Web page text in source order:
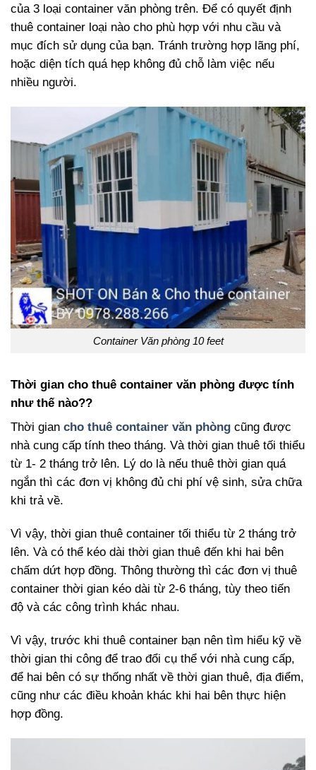
của 3 loại container văn phòng trên. Để có quyết định
thuê container loại nào cho phù hợp với nhu cầu và
mục đích sử dụng của bạn. Tránh trường hợp lãng phí,
hoặc diện tích quá hẹp không đủ chỗ làm việc nếu
nhiều người.
Container Văn phòng 10 feet
Thời gian cho thuê container văn phòng được tính
như thế nào??
Thời gian cho thuê container văn phòng cũng được
nhà cung cấp tính theo tháng. Và thời gian thuê tối thiểu
từ 1- 2 tháng trở lên. Lý do là nếu thuê thời gian quá
ngắn thì các đơn vị không đủ chi phí vệ sinh, sửa chữa
khi trả về.
Vì vậy, thời gian thuê container tối thiểu từ 2 tháng trở
lên. Và có thể kéo dài thời gian thuê đến khi hai bên
chấm dứt hợp đồng. Thông thường thì các đơn vị thuê
container thời gian kéo dài từ 2-6 tháng, tùy theo tiến
độ và các công trình khác nhau.
Vì vậy, trước khi thuê container bạn nên tìm hiểu kỹ về
thời gian thi công để trao đổi cụ thể với nhà cung cấp,
để hai bên có sự thống nhất về thời gian thuê, địa điểm,
cũng như các điều khoản khác khi hai bên thực hiện
hợp đồng.